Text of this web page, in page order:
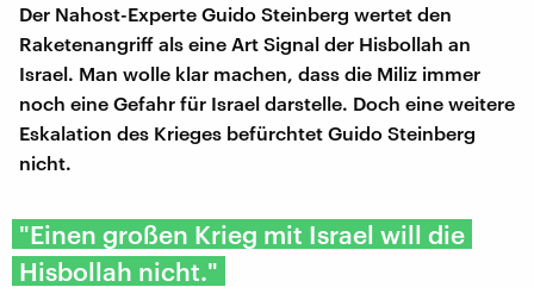
Der Nahost-Experte Guido Steinberg wertet den
Raketenangriff als eine Art Signal der Hisbollah an
Israel. Man wolle klar machen, dass die Miliz immer
noch eine Gefahr für Israel darstelle. Doch eine weitere
Eskalation des Krieges befürchtet Guido Steinberg
nicht.
"Einen großen Krieg mit Israel will die
Hisbollah nicht."